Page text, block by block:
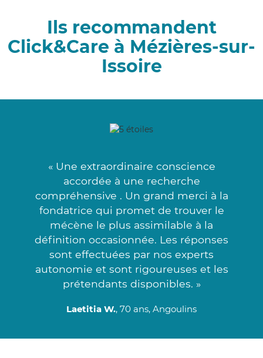
Ils recommandent
Click&Care à Mézières-sur-
Issoire
« Une extraordinaire conscience
accordée à une recherche
compréhensive . Un grand merci à la
fondatrice qui promet de trouver le
mécène le plus assimilable à la
définition occasionnée. Les réponses
sont effectuées par nos experts
autonomie et sont rigoureuses et les
prétendants disponibles. »
Laetitia W., 70 ans, Angoulins